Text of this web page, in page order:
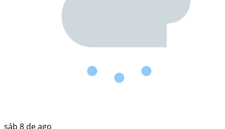
sáb 8 de ago